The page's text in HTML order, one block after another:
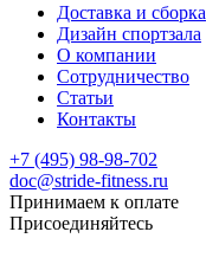
Доставка и сборка
Дизайн спортзала
О компании
Сотрудничество
Статьи
Контакты
+7 (495) 98-98-702
doc@stride-fitness.ru
Принимаем к оплате
Присоединяйтесь